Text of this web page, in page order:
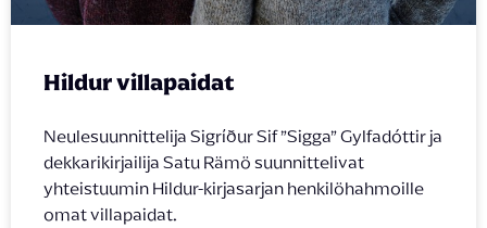
Hildur villapaidat
Neulesuunnittelija Sigríður Sif ”Sigga” Gylfadóttir ja
dekkarikirjailija Satu Rämö suunnittelivat
yhteistuumin Hildur-kirjasarjan henkilöhahmoille
omat villapaidat.